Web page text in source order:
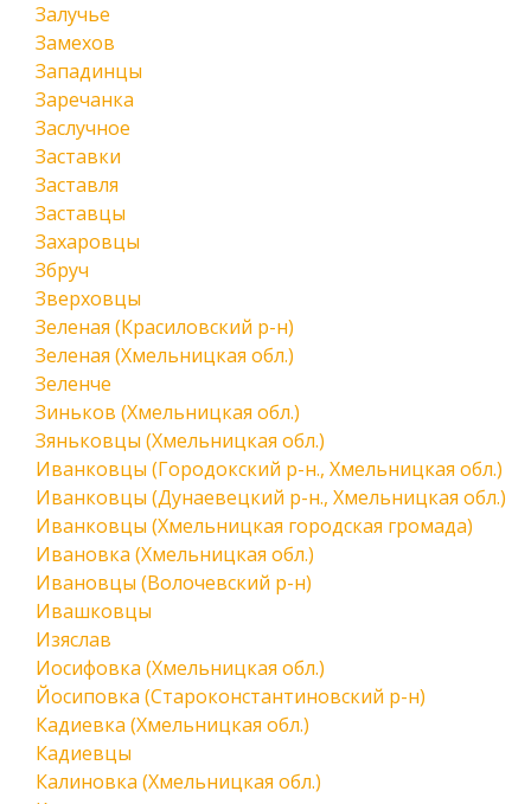
Залучье
Замехов
Западинцы
Заречанка
Заслучное
Заставки
Заставля
Заставцы
Захаровцы
Збруч
Зверховцы
Зеленая (Красиловский р-н)
Зеленая (Хмельницкая обл.)
Зеленче
Зиньков (Хмельницкая обл.)
Зяньковцы (Хмельницкая обл.)
Иванковцы (Городокский р-н., Хмельницкая обл.)
Иванковцы (Дунаевецкий р-н., Хмельницкая обл.)
Иванковцы (Хмельницкая городская громада)
Ивановка (Хмельницкая обл.)
Ивановцы (Волочевский р-н)
Ивашковцы
Изяслав
Иосифовка (Хмельницкая обл.)
Йосиповка (Староконстантиновский р-н)
Кадиевка (Хмельницкая обл.)
Кадиевцы
Калиновка (Хмельницкая обл.)